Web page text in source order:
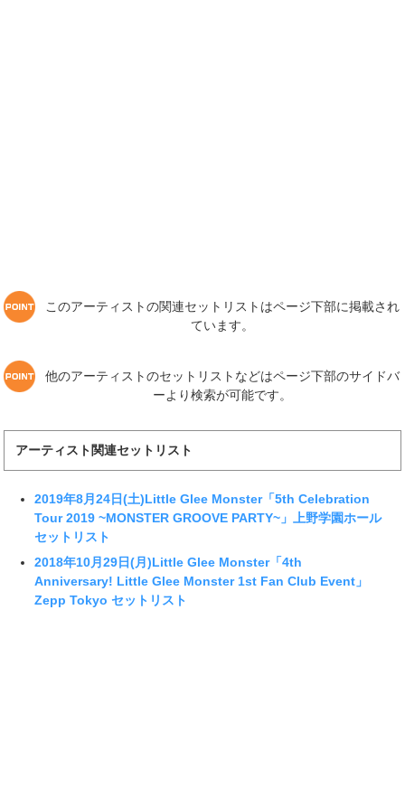
このアーティストの関連セットリストはページ下部に掲載され
ています。
他のアーティストのセットリストなどはページ下部のサイドバ
ーより検索が可能です。
アーティスト関連セットリスト
2019年8月24日(土)Little Glee Monster「5th Celebration
Tour 2019 ~MONSTER GROOVE PARTY~」上野学園ホール
セットリスト
2018年10月29日(月)Little Glee Monster「4th
Anniversary! Little Glee Monster 1st Fan Club Event」
Zepp Tokyo セットリスト